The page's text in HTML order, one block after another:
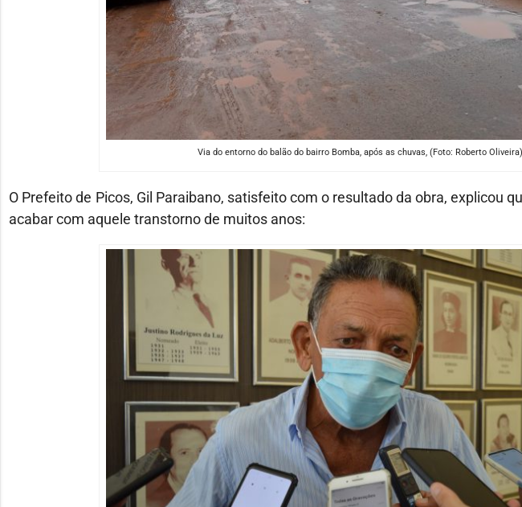
Via do entorno do balão do bairro Bomba, após as chuvas, (Foto: Roberto Oliveira)
O Prefeito de Picos, Gil Paraibano, satisfeito com o resultado da obra, explicou
acabar com aquele transtorno de muitos anos: